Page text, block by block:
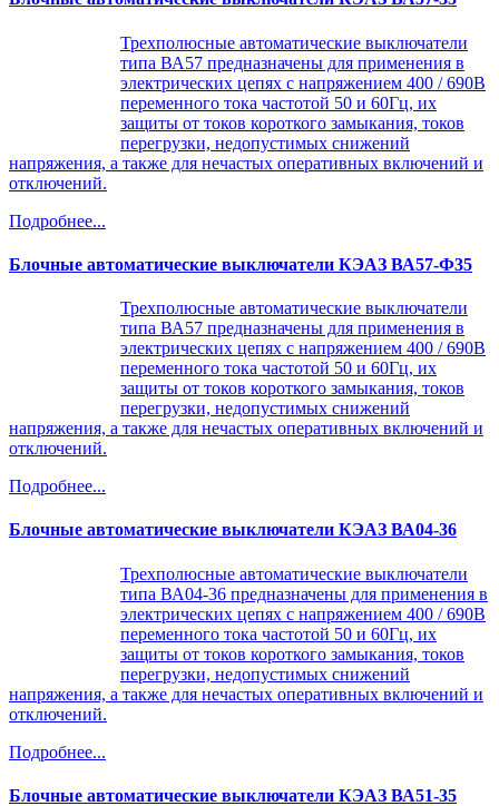
Трехполюсные автоматические выключатели
типа ВА57 предназначены для применения в
электрических цепях с напряжением 400 / 690В
переменного тока частотой 50 и 60Гц, их
защиты от токов короткого замыкания, токов
перегрузки, недопустимых снижений
напряжения, а также для нечастых оперативных включений и
отключений.
Подробнее...
Блочные автоматические выключатели КЭАЗ ВА57-Ф35
Трехполюсные автоматические выключатели
типа ВА57 предназначены для применения в
электрических цепях с напряжением 400 / 690В
переменного тока частотой 50 и 60Гц, их
защиты от токов короткого замыкания, токов
перегрузки, недопустимых снижений
напряжения, а также для нечастых оперативных включений и
отключений.
Подробнее...
Блочные автоматические выключатели КЭАЗ ВА04-36
Трехполюсные автоматические выключатели
типа ВА04-36 предназначены для применения в
электрических цепях с напряжением 400 / 690В
переменного тока частотой 50 и 60Гц, их
защиты от токов короткого замыкания, токов
перегрузки, недопустимых снижений
напряжения, а также для нечастых оперативных включений и
отключений.
Подробнее...
Блочные автоматические выключатели КЭАЗ ВА51-35